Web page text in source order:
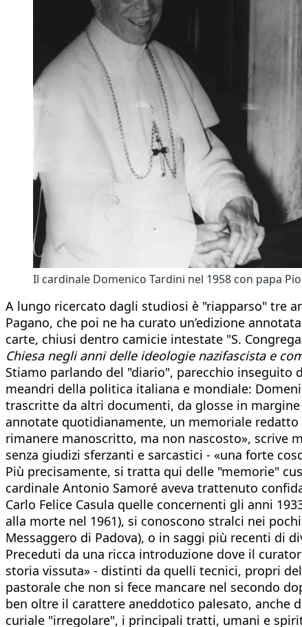
Il cardinale Domenico Tardini nel 1958 con papa
A lungo ricercato dagli studiosi è "riapparso" tre
Pagano, che poi ne ha curato un’edizione
carte, chiusi dentro camicie intestate "S.
Chiesa negli anni delle ideologie nazifascista e
Stiamo parlando del "diario", parecchio inseguito
meandri della politica italiana e mondiale:
trascritte da altri documenti, da glosse in
annotate quotidianamente, un memoriale
rimanere manoscritto, ma non nascosto», scrive
senza giudizi sferzanti e sarcastici - «una forte
Più precisamente, si tratta qui delle "memorie"
cardinale Antonio Samoré aveva trattenuto
Carlo Felice Casula quelle concernenti gli anni
alla morte nel 1961), si conoscono stralci nei
Messaggero di Padova), o in saggi più recenti di
Preceduti da una ricca introduzione dove il
storia vissuta» - distinti da quelli tecnici, propri
pastorale che non si fece mancare nel secondo
ben oltre il carattere aneddotico palesato, anche
curiale "irregolare", i principali tratti, umani e